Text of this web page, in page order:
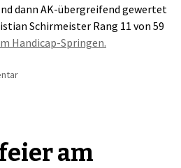
dann AK-übergreifend gewertet
Schirmeister Rang 11 von 59
Handicap-Springen.
am